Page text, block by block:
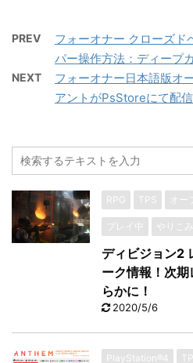
PREV
フォーオナー クローズド
パー操作方法：ディープ
NEXT
フォーオナー日本語版オ
アントがPsStoreにて配
RPG TPS オ
プレイ中 やりこみ
ディビジョン2
ーク情報！次
らかに！
2020/5/6
PlayStation®4